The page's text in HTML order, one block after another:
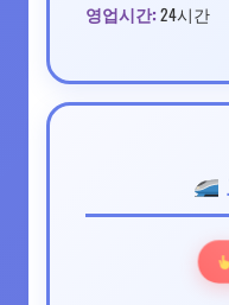
영업시간: 24시간